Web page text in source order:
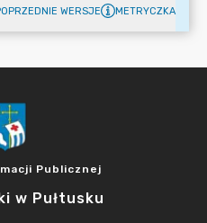
WERSJE METRYCZKA
Publicznej
w Pułtusku